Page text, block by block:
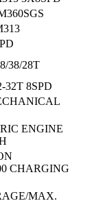
38/28T
32T 8SPD
ENGINE
CHARGING
MAX.